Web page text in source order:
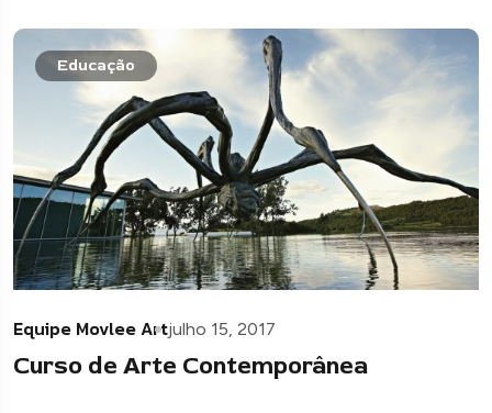
Educação
Equipe Movlee Artjulho 15, 2017
Curso de Arte Contemporânea